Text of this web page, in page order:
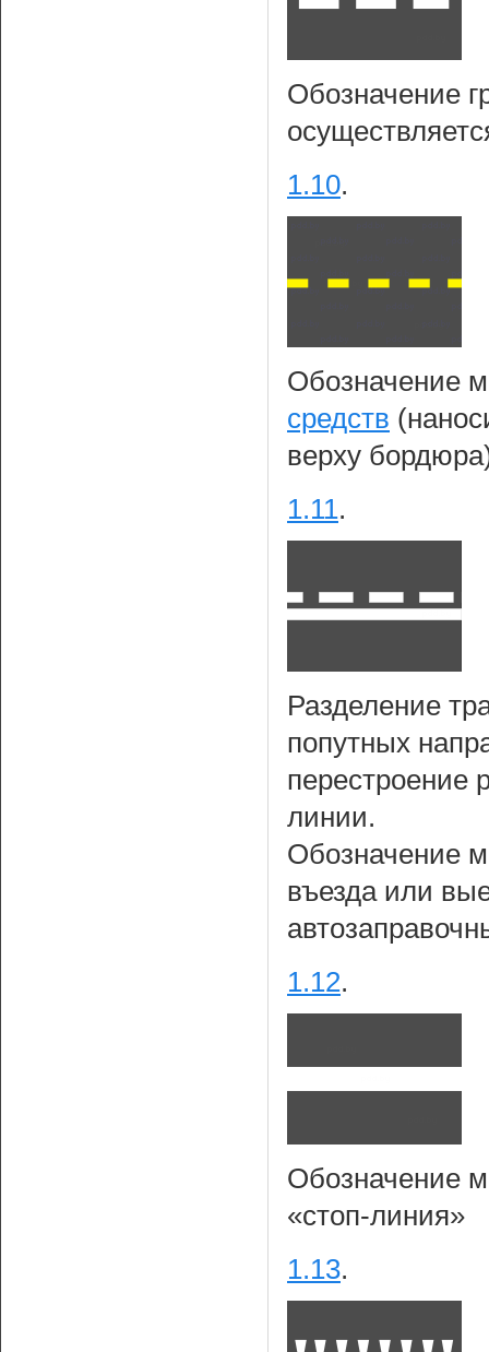
Обозначение
1.10.
Обозначение
средств
верху
1.11.
Разделение
попутных
перестроение
линии.
Обозначение
въезда или
1.12.
Обозначение
«стоп-линия»
1.13.